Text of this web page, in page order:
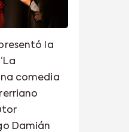
la
comedia
Damián